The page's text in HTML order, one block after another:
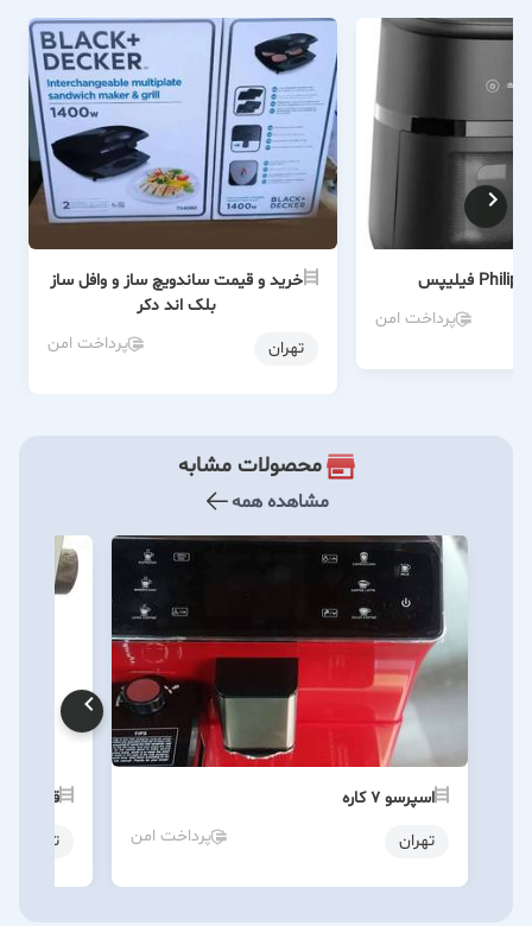
پرداخت امن
خرید و قیمت ساندویچ ساز و وافل ساز
بلک اند دکر
تهران
پرداخت امن
محصولات مشابه
مشاهده همه
اسپرسو ۷ کاره
تهران
پرداخت امن
قهوه
تهران